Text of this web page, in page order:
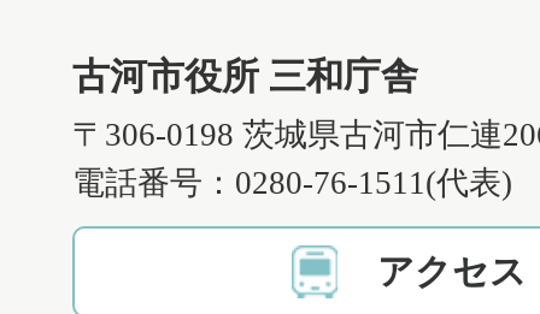
古河市役所 三和庁舎
〒306-0198 茨城県古河市仁連
電話番号：0280-76-1511(代表)
アクセス